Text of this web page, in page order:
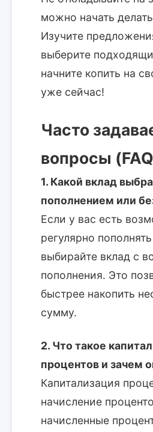
можно начать
Изучите
выберите
начните копить на
уже сейчас!
Часто
вопросы
1. Какой вклад
пополнением или
Если у вас есть
регулярно
выбирайте вклад с
пополнения. Это
быстрее накопить
сумму.
2. Что такое
процентов и зачем
Капитализация
начисление
начисленные